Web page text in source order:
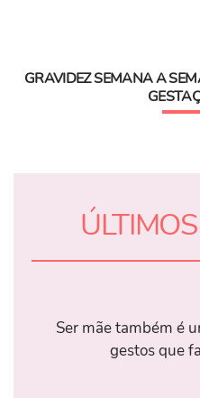
GRAVIDEZ SEMANA A
Ser mãe também é
gestos que